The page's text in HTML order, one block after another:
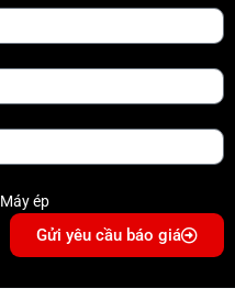
Máy ép
Gửi yêu cầu báo giá